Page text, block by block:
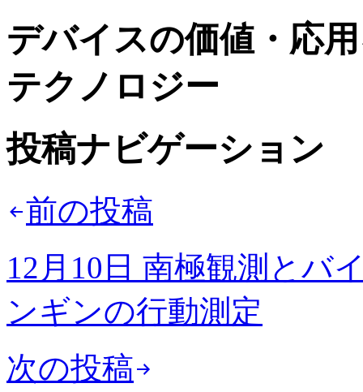
デバイスの価値・応
テクノロジー
投稿ナビゲーション
前の投稿
12月10日 南極観測とバ
ンギンの行動測定
次の投稿